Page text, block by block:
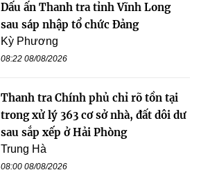
Dấu ấn Thanh tra tỉnh Vĩnh Long
sau sáp nhập tổ chức Đảng
Kỳ Phương
08:22 08/08/2026
Thanh tra Chính phủ chỉ rõ tồn tại
trong xử lý 363 cơ sở nhà, đất dôi dư
sau sắp xếp ở Hải Phòng
Trung Hà
08:00 08/08/2026